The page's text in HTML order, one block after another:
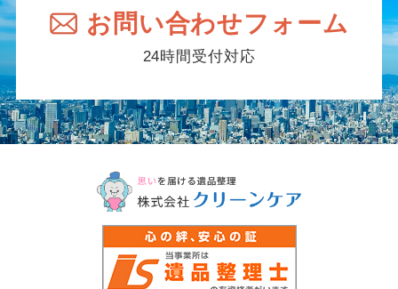
お問い合わせフォーム
24時間受付対応